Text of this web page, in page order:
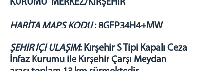
Aile Bilgileri Bildirimi
UYAP Akademi
GÖRÜŞ PROGRAMI
Açık Görüş Proğramı
KURUMU MERKEZ/KIRŞEHİR
HARİTA MAPS KODU: 8GFP34H4+MW
ŞEHİR İÇİ ULAŞIM: Kırşehir S Tipi Kapalı Ceza
İnfaz Kurumu ile Kırşehir Çarşı Meydan